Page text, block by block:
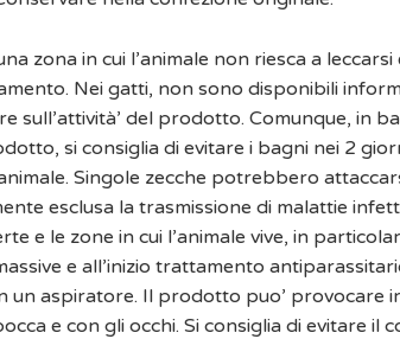
zona in cui l’animale non riesca a
Nei gatti, non sono disponibili
sull’attività’ del prodotto. Comunque, in
si consiglia di evitare i bagni nei 2
Singole zecche potrebbero
esclusa la trasmissione di malattie
e le zone in cui l’animale vive, in
e all’inizio trattamento
aspiratore. Il prodotto puo’ provocare
e con gli occhi. Si consiglia di evitare